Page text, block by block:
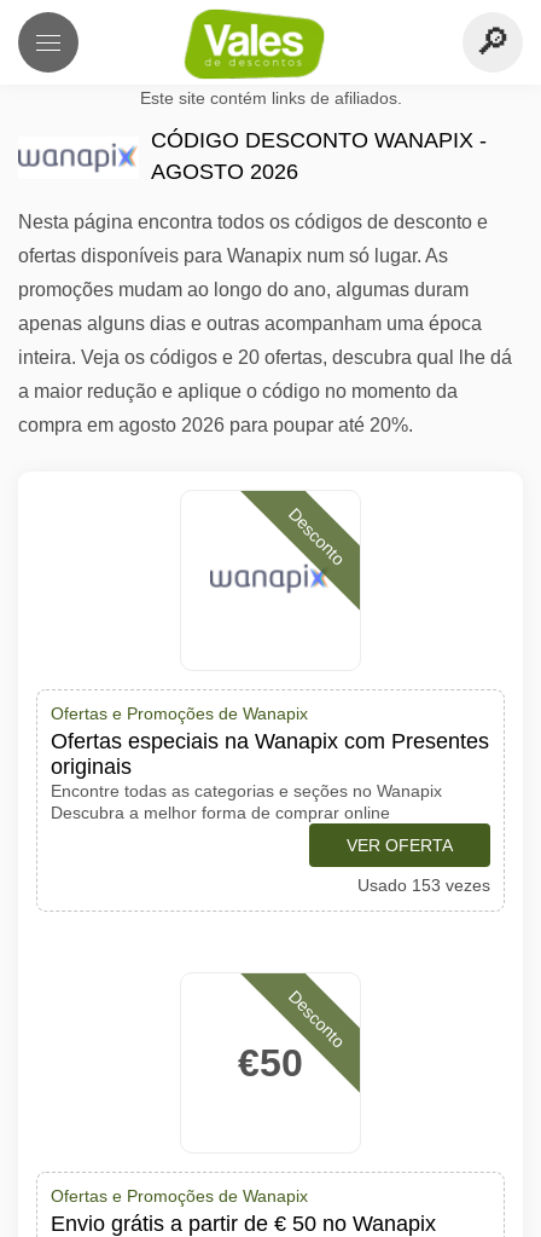
Este site contém links de afiliados.
CÓDIGO DESCONTO WANAPIX -
AGOSTO 2026
Nesta página encontra todos os códigos de desconto e
ofertas disponíveis para Wanapix num só lugar. As
promoções mudam ao longo do ano, algumas duram
apenas alguns dias e outras acompanham uma época
inteira. Veja os códigos e 20 ofertas, descubra qual lhe dá
a maior redução e aplique o código no momento da
compra em agosto 2026 para poupar até 20%.
Desconto
Ofertas e Promoções de Wanapix
Ofertas especiais na Wanapix com Presentes
originais
Encontre todas as categorias e seções no Wanapix
Descubra a melhor forma de comprar online
VER OFERTA
Usado 153 vezes
€50
Desconto
Ofertas e Promoções de Wanapix
Envio grátis a partir de € 50 no Wanapix